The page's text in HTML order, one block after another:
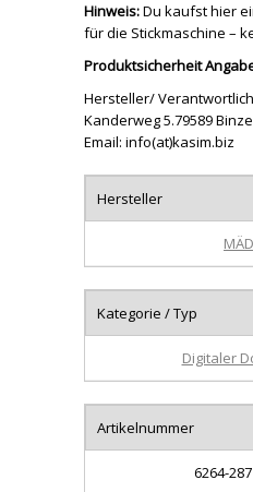
Hinweis:Du kaufst hier
für die Stickmaschine –
Produktsicherheit
Hersteller/
Kanderweg 5.79589
Email: info(at)kasim.biz
Hersteller
Kategorie / Typ
Digitaler
Artikelnummer
6264-